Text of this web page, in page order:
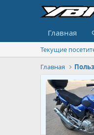
Главная
Текущие
Главная